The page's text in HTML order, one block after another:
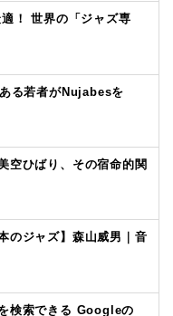
！ 世界の「ジャズ専
る若者がNujabesを
空ひばり、その宿命的関
のジャズ】森山威男｜音
検索できる Googleの